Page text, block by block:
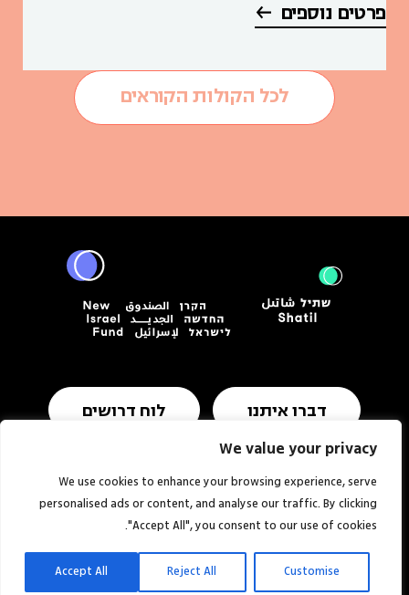
We value your privacy
We use cookies to enhance your browsing experience, serve
personalised ads or content, and analyse our traffic. By clicking
"Accept All", you consent to our use of cookies.
Customise
Reject All
Accept All
פרטים נוספים
לכל הקולות הקוראים
דברו איתנו לוח דרושים
תנאי שימוש ומדיניות פרטיות הצהרת נגישות
לשתיל